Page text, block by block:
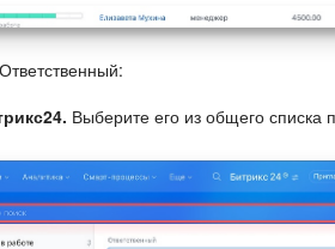
Выберите его из общего списка